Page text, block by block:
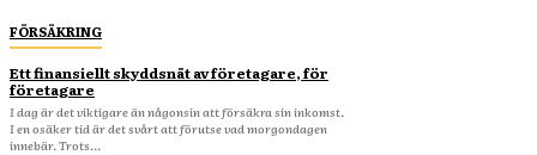
FÖRSÄKRING
Ett finansiellt skyddsnät av företagare, för
företagare
I dag är det viktigare än någonsin att försäkra sin inkomst.
I en osäker tid är det svårt att förutse vad morgondagen
innebär. Trots...